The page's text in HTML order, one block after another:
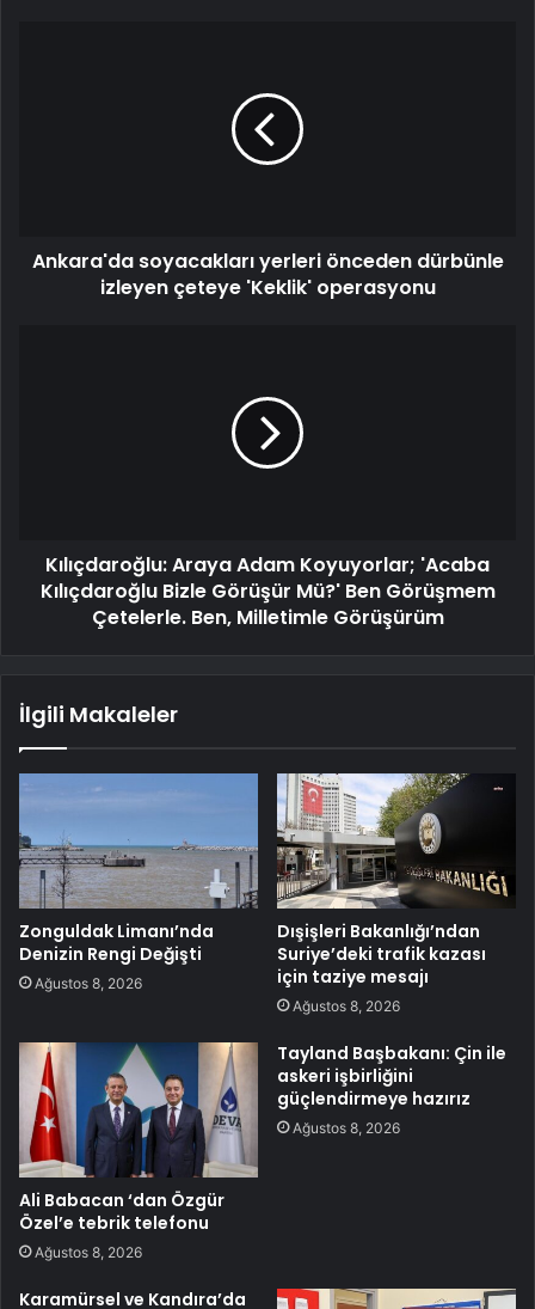
Ankara'da soyacakları yerleri önceden dürbünle
izleyen çeteye 'Keklik' operasyonu
Kılıçdaroğlu: Araya Adam Koyuyorlar; 'Acaba
Kılıçdaroğlu Bizle Görüşür Mü?' Ben Görüşmem
Çetelerle. Ben, Milletimle Görüşürüm
İlgili Makaleler
Zonguldak Limanı’nda
Denizin Rengi Değişti
Ağustos 8, 2026
Dışişleri Bakanlığı’ndan
Suriye’deki trafik kazası
için taziye mesajı
Ağustos 8, 2026
Ali Babacan ‘dan Özgür
Özel’e tebrik telefonu
Ağustos 8, 2026
Tayland Başbakanı: Çin ile
askeri işbirliğini
güçlendirmeye hazırız
Ağustos 8, 2026
Karamürsel ve Kandıra’da